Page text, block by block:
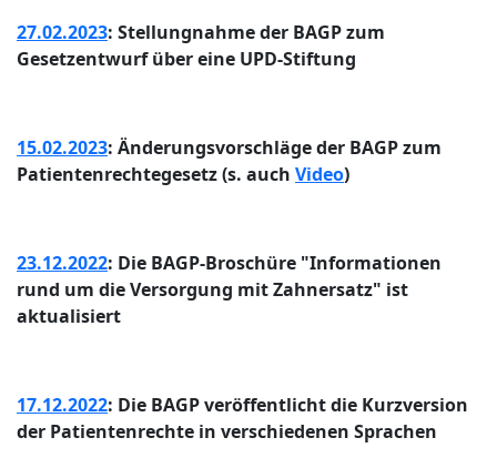
27.02.2023: Stellungnahme der BAGP zum
Gesetzentwurf über eine UPD-Stiftung
15.02.2023: Änderungsvorschläge der BAGP zum
Patientenrechtegesetz (s. auch Video)
23.12.2022: Die BAGP-Broschüre "Informationen
rund um die Versorgung mit Zahnersatz" ist
aktualisiert
17.12.2022: Die BAGP veröffentlicht die Kurzversion
der Patientenrechte in verschiedenen Sprachen